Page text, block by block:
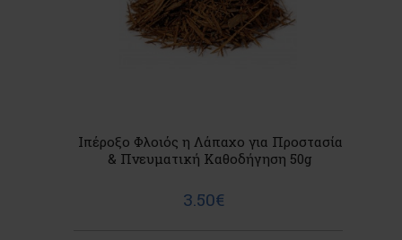
Ιπέροξο Φλοιός η Λάπαχο για Προστασία
& Πνευματική Καθοδήγηση 50g
3.50€